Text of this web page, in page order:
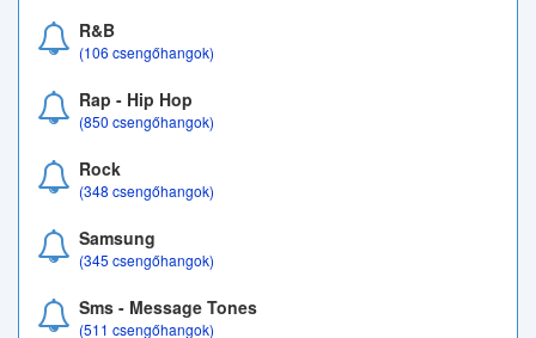
R&B
(106 csengőhangok)
Rap - Hip Hop
(850 csengőhangok)
Rock
(348 csengőhangok)
Samsung
(345 csengőhangok)
Sms - Message Tones
(511 csengőhangok)